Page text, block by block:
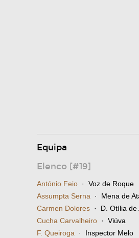
Equipa
Elenco [#19]
António Feio · Voz de Roque
Assumpta Serna · Mena de
Carmen Dolores · D. Otília de
Cucha Carvalheiro · Viúva
F. Queiroga · Inspector Melo